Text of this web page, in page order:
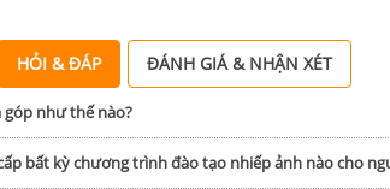
HỎI & ĐÁP ĐÁNH GIÁ & NHẬN XÉT
như thế nào?
bất kỳ chương trình đào tạo nhiếp ảnh nào cho